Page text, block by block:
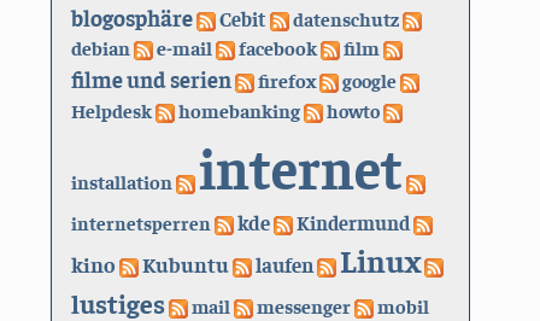
blogosphäre Cebit datenschutz
debian e-mail facebook film
filme und serien firefox
google
Helpdesk
homebanking howto
installation internet
internetsperren kde Kindermund
kino Kubuntu laufen Linux
lustiges mail messenger mobil